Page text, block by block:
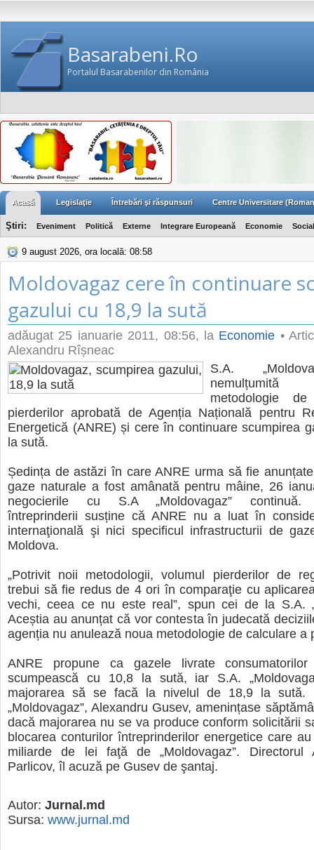
Basarabeni.Ro
Portalul Basarabenilor din România
Acasă Legislaţie Întrebări şi răspunsuri Centre Universitare
Ştiri: Eveniment Politică Externe Integrare Europeană Economie Social
9 august 2026, ora locală: 08:58
Moldovagaz cere în continuare
gazului cu 18,9 la sută
adăugat 25 ianuarie 2011, 08:56, la Economie •
Alexandru Rîșneac
S.A.
metodologie
pierderilor aprobată de Agenția Națională pentru
Energetică (ANRE) și cere în continuare scumpirea
la sută.
Ședința de astăzi în care ANRE urma să fie
gaze naturale a fost amânată pentru mâine, 26
negocierile cu S.A „Moldovagaz” continuă.
întreprinderii susține că ANRE nu a luat în
internaţională şi nici specificul infrastructurii de
Moldova.
„Potrivit noii metodologii, volumul pierderilor de
trebui să fie redus de 4 ori în comparaţie cu
vechi, ceea ce nu este real”, spun cei de la S.A.
Aceștia au anunțat că vor contesta în judecată
agenția nu anulează noua metodologie de calculare a
ANRE propune ca gazele livrate
scumpească cu 10,8 la sută, iar S.A.
majorarea să se facă la nivelul de 18,9 la sută.
„Moldovagaz”, Alexandru Gusev, amenințase
dacă majorarea nu se va produce conform solicitării
blocarea conturilor întreprinderilor energetice care
miliarde de lei faţă de „Moldovagaz”. Directorul
Parlicov, îl acuză pe Gusev de şantaj.
Autor: Jurnal.md
Sursa: www.jurnal.md